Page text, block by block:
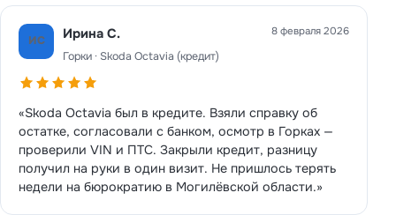
ИС Ирина С.
Горки · Skoda Octavia (кредит)
8 февраля 2026
«Skoda Octavia был в кредите. Взяли справку об
остатке, согласовали с банком, осмотр в Горках —
проверили VIN и ПТС. Закрыли кредит, разницу
получил на руки в один визит. Не пришлось терять
недели на бюрократию в Могилёвской области.»